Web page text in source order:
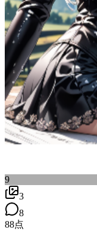
9
3
8
88点